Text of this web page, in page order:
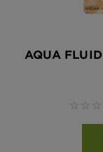
AQUA
No